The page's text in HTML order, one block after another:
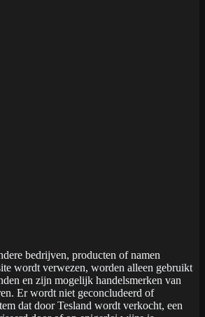
bedrijven, producten of namen
wordt verwezen, worden alleen gebruikt
en zijn mogelijk handelsmerken van
Er wordt niet geconcludeerd of
dat door Tesland wordt verkocht, een